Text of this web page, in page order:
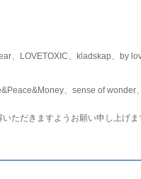
、LOVETOXIC、kladskap、by
、sense of wonder
ただきますようお願い申し上げま